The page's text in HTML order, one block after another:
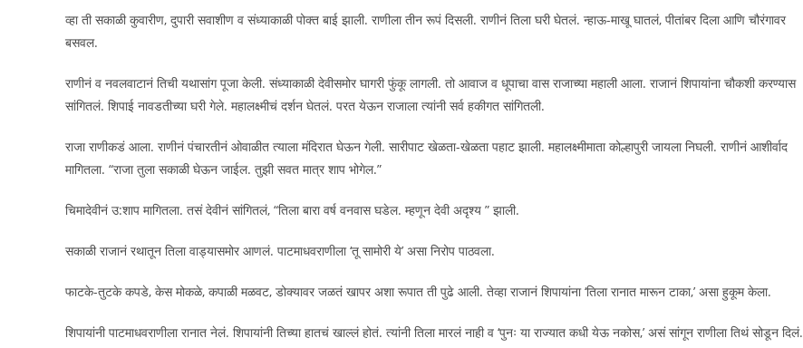
व्हा ती सकाळी कुवारीण, दुपारी सवाशीण व संध्याकाळी पोक्त बाई झाली. राणीला तीन रूपं दिसली. राणीनं तिला घरी घेतलं. न्हाऊ-माखू घातलं, पीतांबर दिला आणि चौरंगावर
बसवल.
राणीनं व नवलवाटानं तिची यथासांग पूजा केली. संध्याकाळी देवीसमोर घागरी फुंकू लागली. तो आवाज व धूपाचा वास राजाच्या महाली आला. राजानं शिपायांना चौकशी करण्यास
सांगितलं. शिपाई नावडतीच्या घरी गेले. महालक्ष्मीचं दर्शन घेतलं. परत येऊन राजाला त्यांनी सर्व हकीगत सांगितली.
राजा राणीकडं आला. राणीनं पंचारतीनं ओवाळीत त्याला मंदिरात घेऊन गेली. सारीपाट खेळता-खेळता पहाट झाली. महालक्ष्मीमाता कोल्हापुरी जायला निघली. राणीनं आशीर्वाद
मागितला. “राजा तुला सकाळी घेऊन जाईल. तुझी सवत मात्र शाप भोगेल.”
चिमादेवीनं उ:शाप मागितला. तसं देवीनं सांगितलं, “तिला बारा वर्ष वनवास घडेल. म्हणून देवी अदृश्य ” झाली.
सकाळी राजानं रथातून तिला वाड्यासमोर आणलं. पाटमाधवराणीला ‘तू सामोरी ये’ असा निरोप पाठवला.
फाटके-तुटके कपडे, केस मोकळे, कपाळी मळवट, डोक्यावर जळतं खापर अशा रूपात ती पुढे आली. तेव्हा राजानं शिपायांना ‘तिला रानात मारून टाका,’ असा हुकूम केला.
शिपायांनी पाटमाधवराणीला रानात नेलं. शिपायांनी तिच्या हातचं खाल्लं होतं. त्यांनी तिला मारलं नाही व ‘पुनः या राज्यात कधी येऊ नकोस,’ असं सांगून राणीला तिथं सोडून दिलं.